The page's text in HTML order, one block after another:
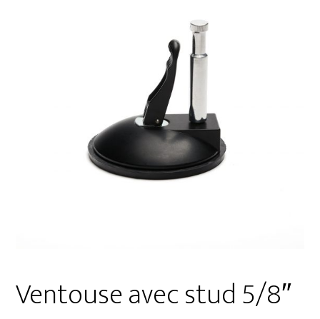
Ventouse avec stud 5/8″